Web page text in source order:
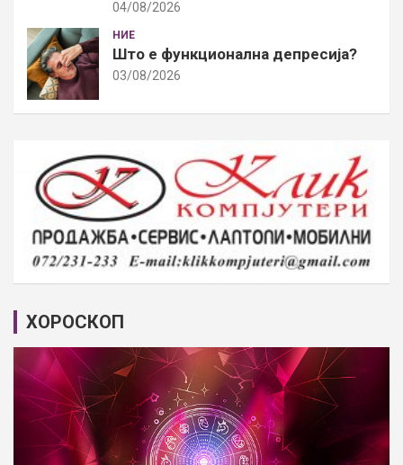
04/08/2026
НИЕ
Што е функционална депресија?
03/08/2026
ХОРОСКОП